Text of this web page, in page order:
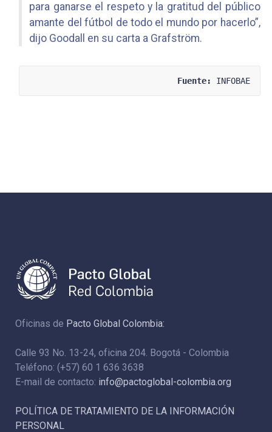
para ganarse el respeto y la gratitud del público
amante del fútbol de todo el mundo por hacerlo”,
dijo Goodall en su carta a Grafström.
Fuente: INFOBAE
Oficinas de Pacto Global Colombia:
Calle 93 No. 13-24, oficina 204. Bogotá - Colombia
Teléfono: (+57) 60 1 636 3638
E-mail de contacto: info@pactoglobal-colombia.org
POLÍTICA DE TRATAMIENTO DE LA INFORMACIÓN
PERSONAL